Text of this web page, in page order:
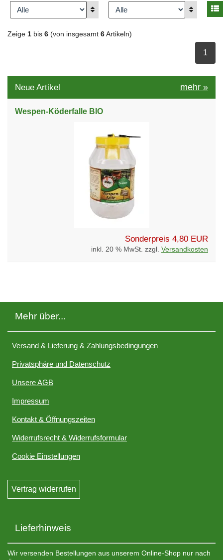
Anzeigen Anzeigen
Zeige 1 bis 6 (von insgesamt 6 Artikeln)
1
Neue Artikel mehr »
Wespen-Köderfalle BIO
Sonderpreis 4,80 EUR
inkl. 20 % MwSt. zzgl. Versandkosten
Mehr über...
Versand & Lieferung & Zahlungsbedingungen
Privatsphäre und Datenschutz
Unsere AGB
Impressum
Kontakt & Öffnungszeiten
Widerrufsrecht & Widerrufsformular
Cookie Einstellungen
Vertrag widerrufen
Lieferhinweis
Wir versenden Bestellungen aus unserem Online-Shop nur nach